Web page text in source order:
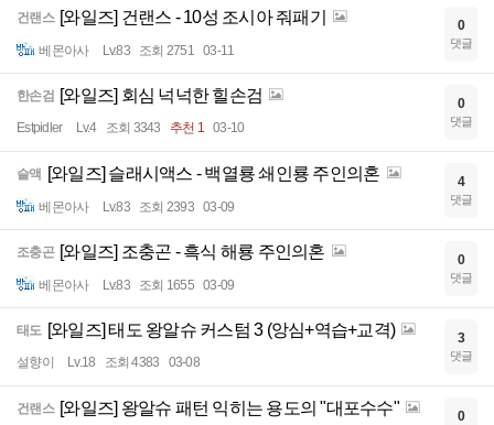
건랜스 [와일즈] 건랜스 - 10성 조시아 줘패기
베몬아사 Lv.83 조회 2751 03-11
0
댓글
한손검 [와일즈] 회심 넉넉한 힐손검
Estpidler Lv.4 조회 3343 추천 1 03-10
0
댓글
슬액 [와일즈] 슬래시액스 - 백열룡 쇄인룡 주인의혼
베몬아사 Lv.83 조회 2393 03-09
4
댓글
조충곤 [와일즈] 조충곤 - 흑식 해룡 주인의혼
베몬아사 Lv.83 조회 1655 03-09
0
댓글
태도 [와일즈] 태도 왕알슈 커스텀 3 (앙심+역습+교격)
설향이 Lv.18 조회 4383 03-08
3
댓글
건랜스 [와일즈] 왕알슈 패턴 익히는 용도의 "대포수수" 0